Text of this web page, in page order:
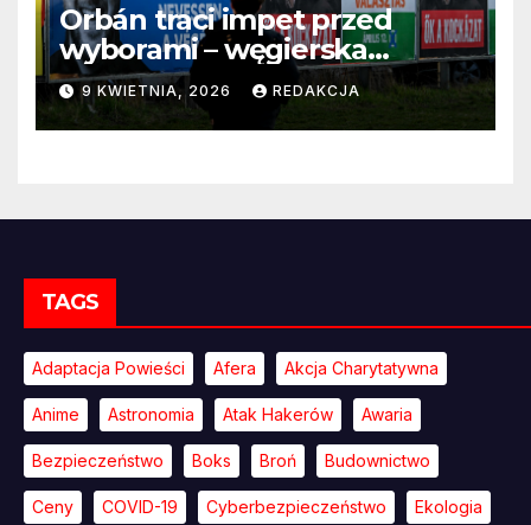
Orbán traci impet przed
wyborami – węgierska
propaganda przestaje
przekonywać
9 KWIETNIA, 2026 REDAKCJA
TAGS
Adaptacja Powieści Afera Akcja Charytatywna
Anime Astronomia Atak Hakerów Awaria
Bezpieczeństwo Boks Broń Budownictwo
Ceny COVID-19 Cyberbezpieczeństwo Ekologia